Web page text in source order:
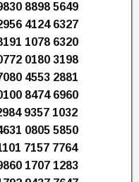
8898 5649
4124 6327
1078 6320
0180 3198
4553 2881
8474 6960
9357 1032
0805 5850
7157 7764
1707 1283